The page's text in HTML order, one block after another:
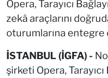
Opera, Tarayıcı
zekâ araçlarını
oturumlarına entegre
İSTANBUL (İGFA) -
şirketi Opera, Tarayıcı